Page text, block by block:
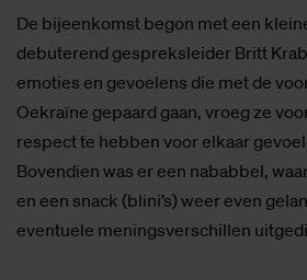
De bijeenkomst begon met een
debuterend gespreksleider Britt
emoties en gevoelens die met de
Oekraïne gepaard gaan, vroeg ze
respect te hebben voor elkaar
Bovendien was er een nababbel,
en een snack (blini’s) weer even
eventuele meningsverschillen